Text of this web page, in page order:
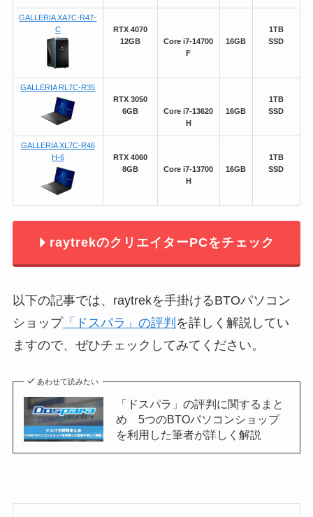
GALLERIA XA7C-R47-
C
RTX 4070
12GB
Core i7-14700
F
16GB
1TB
SSD
GALLERIA RL7C-R35
RTX 3050
6GB
Core i7-13620
H
16GB
1TB
SSD
GALLERIA XL7C-R46
H-6
RTX 4060
8GB
Core i7-13700
H
16GB
1TB
SSD
raytrekのクリエイターPCをチェック
以下の記事では、raytrekを手掛けるBTOパソコン
ショップ「ドスパラ」の評判 を詳しく解説してい
ますので、ぜひチェックしてみてください。
あわせて読みたい
「ドスパラ」の評判に関するまと
め 5つのBTOパソコンショップ
を利用した筆者が詳しく解説